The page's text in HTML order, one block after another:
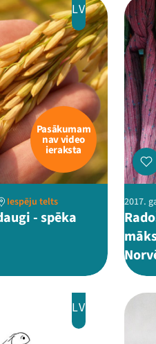
LV
Pasākumam
nav video
ieraksta
Iespēju telts
- spēka
2017.
LV